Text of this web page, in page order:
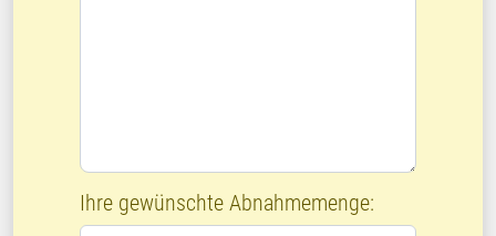
Ihre gewünschte Abnahmemenge: